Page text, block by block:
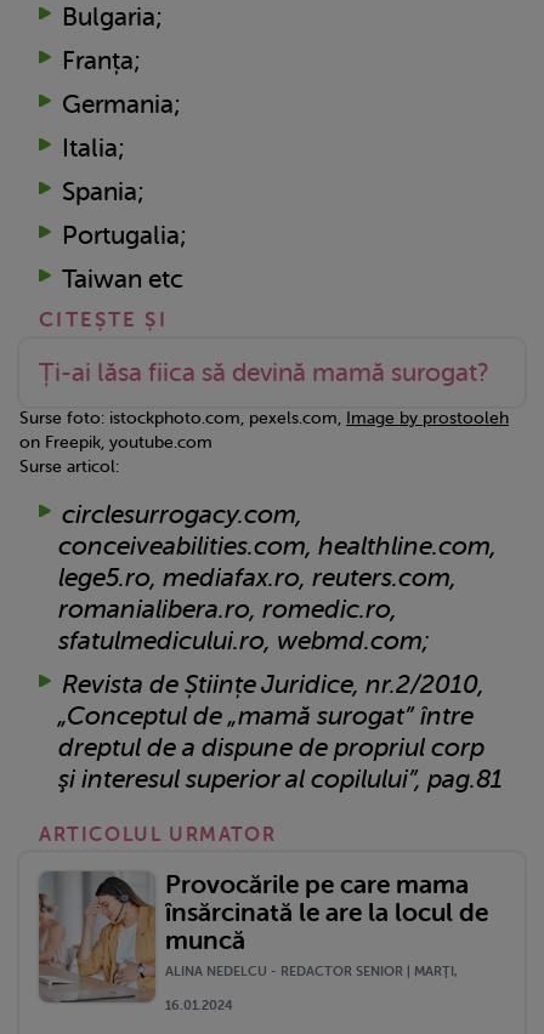
Bulgaria;
Franța;
Germania;
Italia;
Spania;
Portugalia;
Taiwan etc
Ți-ai lăsa fiica să devină mamă surogat?
Surse foto: istockphoto.com, pexels.com, Image by prostooleh
on Freepik, youtube.com
Surse articol:
circlesurrogacy.com,
conceiveabilities.com, healthline.com,
lege5.ro, mediafax.ro, reuters.com,
romanialibera.ro, romedic.ro,
sfatulmedicului.ro, webmd.com;
Revista de Științe Juridice, nr.2/2010,
„Conceptul de „mamă surogat” între
dreptul de a dispune de propriul corp
şi interesul superior al copilului”, pag.81
ARTICOLUL URMATOR
Provocările pe care mama
însărcinată le are la locul de
muncă
ALINA NEDELCU - REDACTOR SENIOR | MARŢI,
16.01.2024